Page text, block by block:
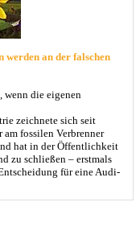
werden an der falschen
die eigenen
zeichnete sich seit
fossilen Verbrenner
hat in der Öffentlichkeit
zu schließen – erstmals
für eine Audi-